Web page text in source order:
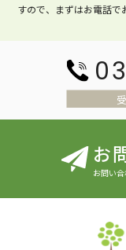
すので、まずはお電話で
お
お問い